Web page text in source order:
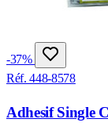
-37%
Réf. 448-8578
Adhesif Single